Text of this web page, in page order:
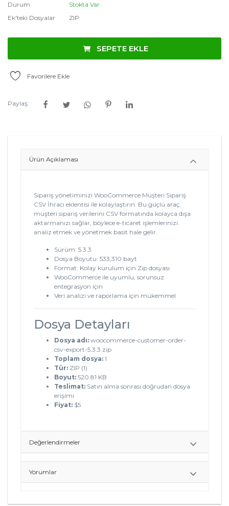
Deutsch
Durum
Stokta Var
Ek'teki Dosyalar
ZIP
SEPETE EKLE
Favorilere Ekle
Paylaş:
Ürün Açıklaması
Sipariş yönetiminizi WooCommerce Müşteri Sipariş
CSV İhracı eklentisi ile kolaylaştırın. Bu güçlü araç,
müşteri sipariş verilerini CSV formatında kolayca dışa
aktarmanızı sağlar, böylece e-ticaret işlemlerinizi
analiz etmek ve yönetmek basit hale gelir.
Sürüm: 5.3.3
Dosya Boyutu: 533,310 bayt
Format: Kolay kurulum için Zip dosyası
WooCommerce ile uyumlu, sorunsuz
entegrasyon için
Veri analizi ve raporlama için mükemmel
Dosya Detayları
Dosya adı: woocommerce-customer-order-
csv-export-5.3.3.zip
Toplam dosya: 1
Tür: ZIP (1)
Boyut: 520.81 KB
Teslimat: Satın alma sonrası doğrudan dosya
erişimi
Fiyat: $5
Değerlendirmeler
Yorumlar